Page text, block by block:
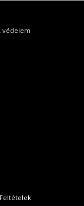
védelem